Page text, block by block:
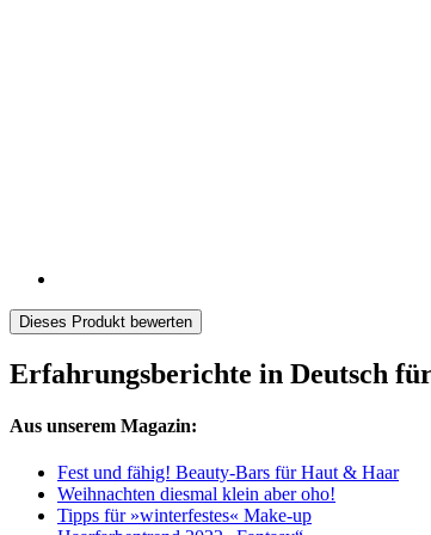
Dieses Produkt bewerten
Erfahrungsberichte in Deutsch
Aus unserem Magazin:
Fest und fähig! Beauty-Bars für Haut & Haar
Weihnachten diesmal klein aber oho!
Tipps für »winterfestes« Make-up